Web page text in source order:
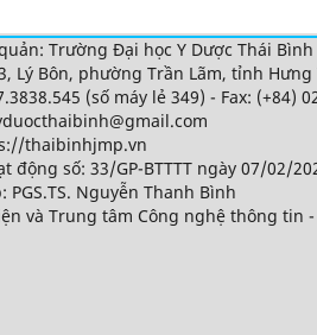
Trường Đại học Y Dược Thái Bình
Lý Bôn, phường Trần Lãm, tỉnh Hưng
(số máy lẻ 349) - Fax: (+84)
thaibinhjmp.vn
động số: 33/GP-BTTTT ngày 07/02/
PGS.TS. Nguyễn Thanh Bình
và Trung tâm Công nghệ thông tin